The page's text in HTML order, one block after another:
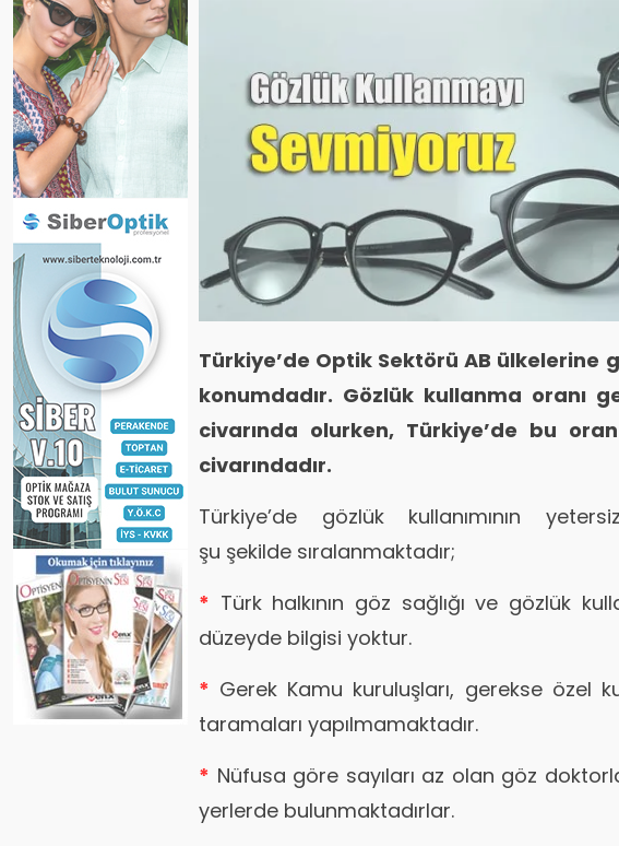
Türkiye’de Optik Sektörü AB ülkelerine
konumdadır. Gözlük kullanma oranı
civarında olurken, Türkiye’de bu
civarındadır.
Türkiye’de gözlük kullanımının
şu şekilde sıralanmaktadır;
* Türk halkının göz sağlığı ve gözlük
düzeyde bilgisi yoktur.
* Gerek Kamu kuruluşları, gerekse özel
taramaları yapılmamaktadır.
* Nüfusa göre sayıları az olan göz
yerlerde bulunmaktadırlar.